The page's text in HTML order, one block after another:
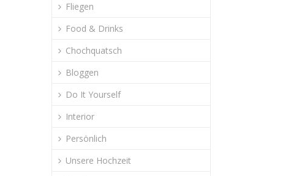
Fliegen
Food & Drinks
Chochquatsch
Bloggen
Do It Yourself
Interior
Persönlich
Unsere Hochzeit